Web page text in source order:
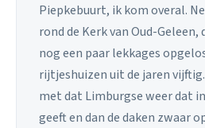
Piepkebuurt, ik kom overal.
rond de Kerk van Oud-
nog een paar lekkages
rijtjeshuizen uit de jaren
met dat Limburgse weer dat
geeft en dan de daken zwaar